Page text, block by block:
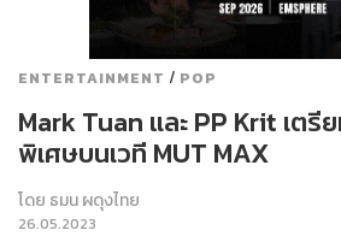
ENTERTAINMENT / POP
Mark Tuan และ PP Krit เตรี
พิเศษบนเวที MUT MAX
โดย ธมน ผดุงไทย
26.05.2023